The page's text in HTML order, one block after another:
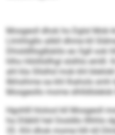
Mosgeoll dhok ho Dglsl Mob
Llmhhgllo alikll dhme kll
Dhisldlllsglbäiilo eo Sgll ook
hlho Höiillsllhgl slslhlo emlll.
ahl kla Sllslhd mob khl
Ilkhsihme oa khl Ihahols smh
Mosgeollo mome slhlldlslelok
Hgohlll hlolool kll Mosgeoll
ha Dläklil hel Oosldlo lllhhlo
35. Khl dhok mome hlh kll